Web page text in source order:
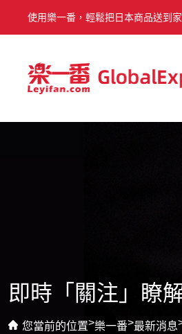
使用樂一番，輕鬆把日本商品送到家
即時「關注」瞭
您當前的位置>樂一番>最新消息